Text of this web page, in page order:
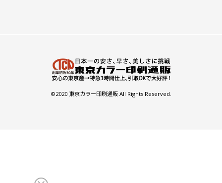
©2020 東京カラー印刷通販 All Rights Reserved.